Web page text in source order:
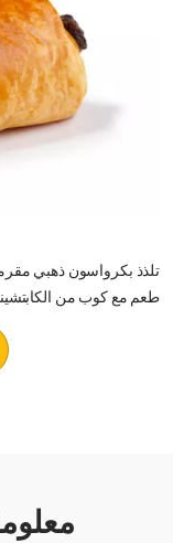
تلذذ بكرواسون ذهبي
طعم مع كوب من